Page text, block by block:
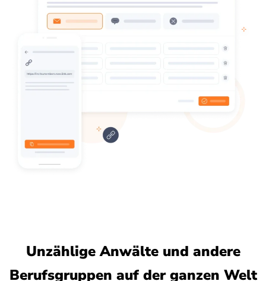
Unzählige Anwälte und andere
Berufsgruppen auf der ganzen Welt